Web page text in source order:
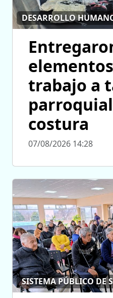
DESARROLLO
trabajo a
costura
07/08/2026 14:28
SISTEMA PÚBLICO DE